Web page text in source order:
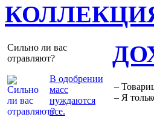
Сильно ли вас
отравляют?
В одобрении
масс
нуждаются
все.
–
– Я